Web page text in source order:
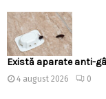
Există aparate anti-
4 august 2026 0